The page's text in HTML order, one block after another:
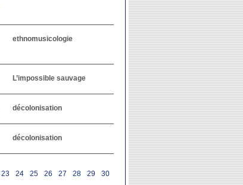
ethnomusicologie
L’impossible sauvage
décolonisation
décolonisation
23 24 25 26 27 28 29 30